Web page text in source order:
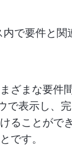
で要件と関
ざまな要件
で表示し、
ることがで
です。